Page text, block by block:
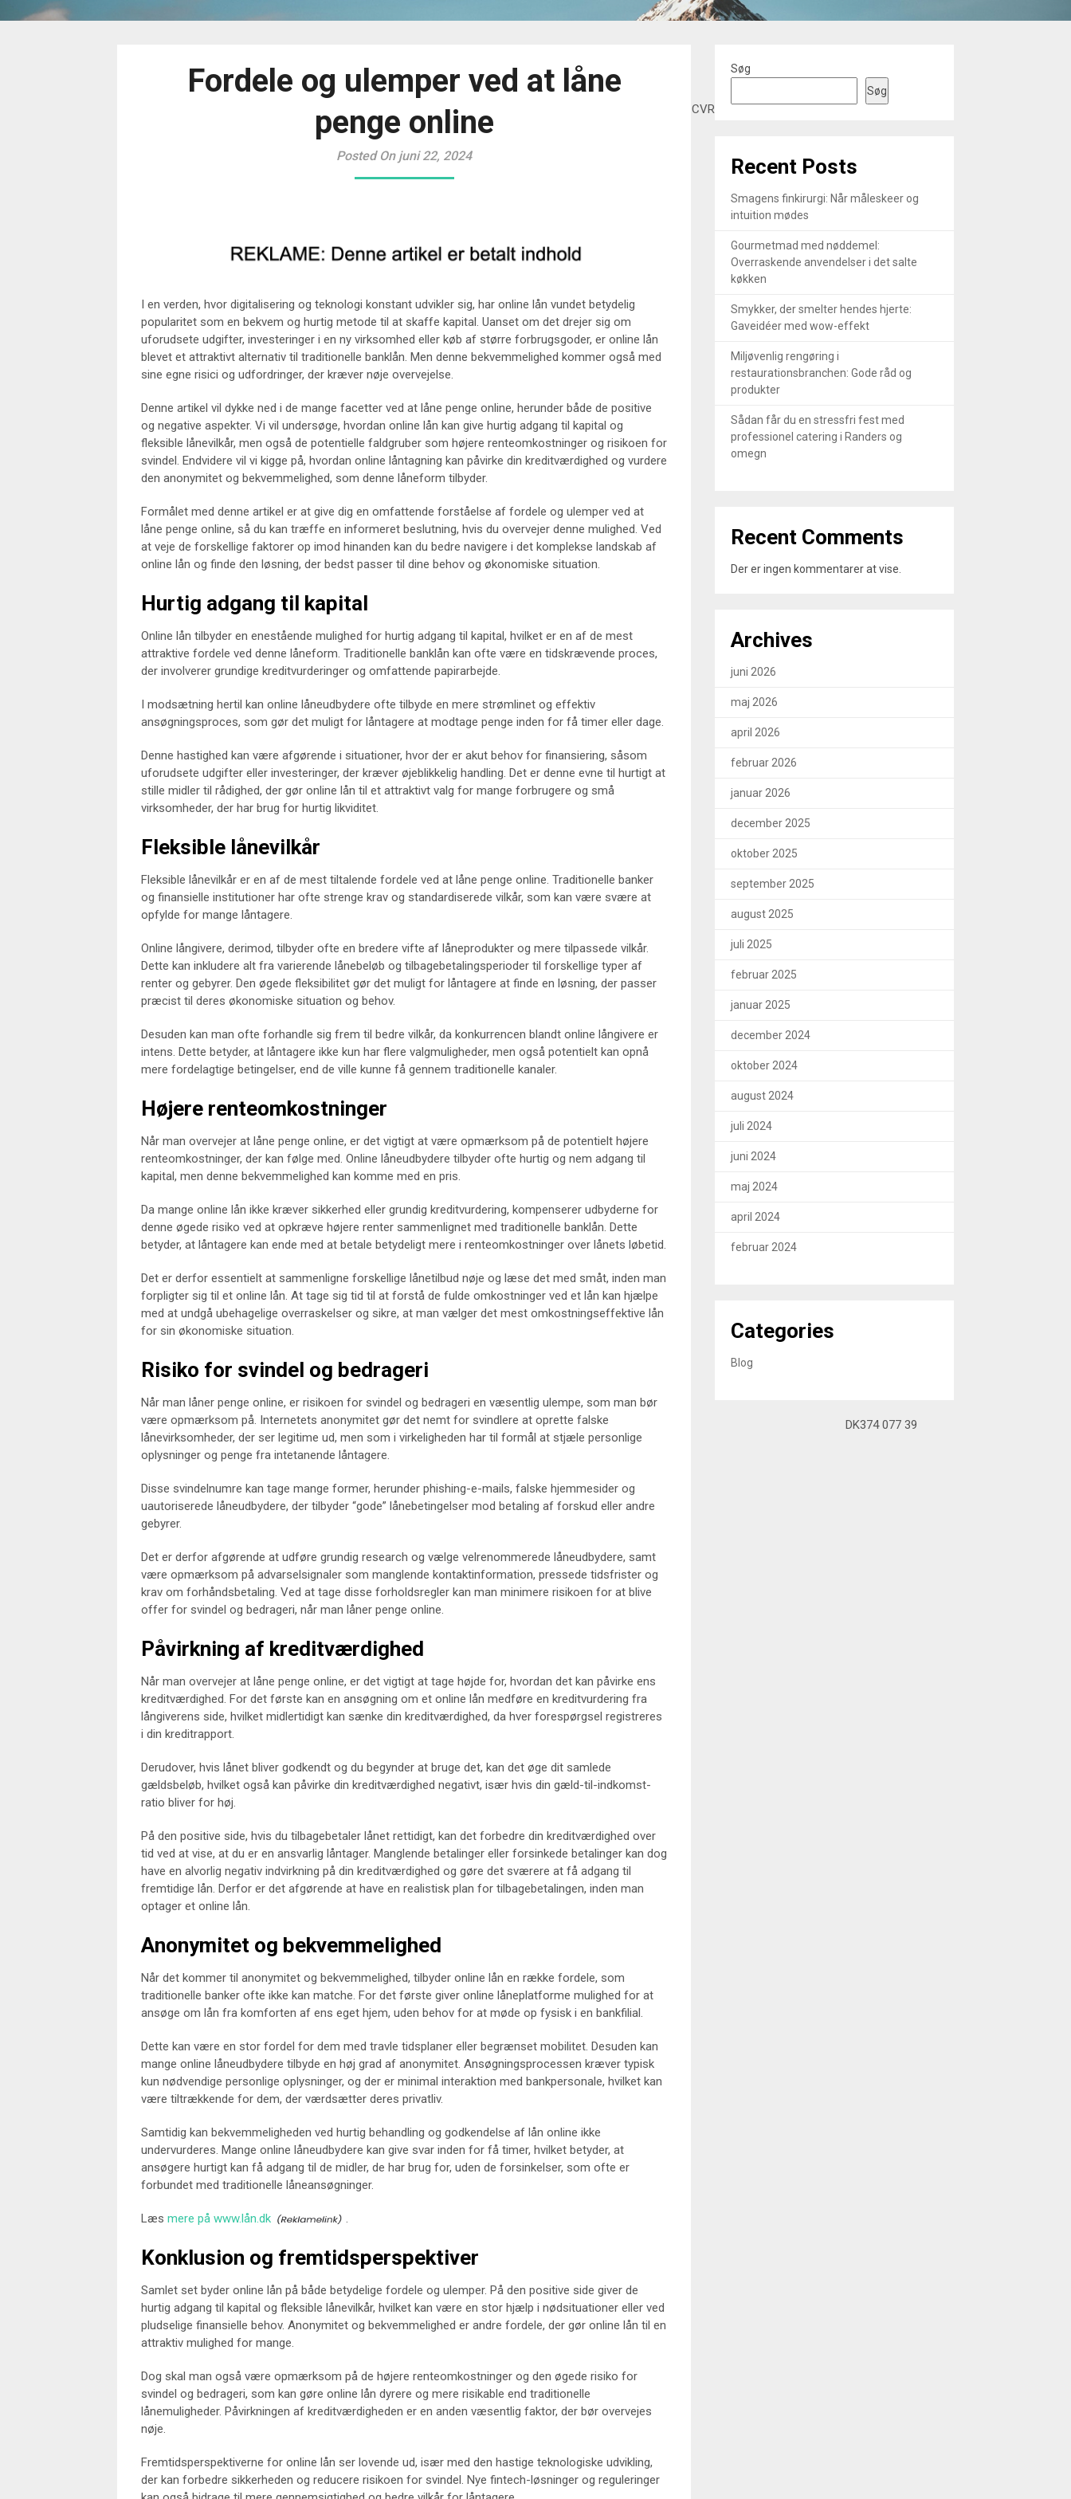
Fordele og ulemper ved at låne
penge online
Posted On juni 22, 2024
I en verden, hvor digitalisering og teknologi konstant udvikler sig, har online lån vundet betydelig
popularitet som en bekvem og hurtig metode til at skaffe kapital. Uanset om det drejer sig om
uforudsete udgifter, investeringer i en ny virksomhed eller køb af større forbrugsgoder, er online lån
blevet et attraktivt alternativ til traditionelle banklån. Men denne bekvemmelighed kommer også med
sine egne risici og udfordringer, der kræver nøje overvejelse.
Denne artikel vil dykke ned i de mange facetter ved at låne penge online, herunder både de positive
og negative aspekter. Vi vil undersøge, hvordan online lån kan give hurtig adgang til kapital og
fleksible lånevilkår, men også de potentielle faldgruber som højere renteomkostninger og risikoen for
svindel. Endvidere vil vi kigge på, hvordan online låntagning kan påvirke din kreditværdighed og vurdere
den anonymitet og bekvemmelighed, som denne låneform tilbyder.
Formålet med denne artikel er at give dig en omfattende forståelse af fordele og ulemper ved at
låne penge online, så du kan træffe en informeret beslutning, hvis du overvejer denne mulighed. Ved
at veje de forskellige faktorer op imod hinanden kan du bedre navigere i det komplekse landskab af
online lån og finde den løsning, der bedst passer til dine behov og økonomiske situation.
Hurtig adgang til kapital
Online lån tilbyder en enestående mulighed for hurtig adgang til kapital, hvilket er en af de mest
attraktive fordele ved denne låneform. Traditionelle banklån kan ofte være en tidskrævende proces,
der involverer grundige kreditvurderinger og omfattende papirarbejde.
I modsætning hertil kan online låneudbydere ofte tilbyde en mere strømlinet og effektiv
ansøgningsproces, som gør det muligt for låntagere at modtage penge inden for få timer eller dage.
Denne hastighed kan være afgørende i situationer, hvor der er akut behov for finansiering, såsom
uforudsete udgifter eller investeringer, der kræver øjeblikkelig handling. Det er denne evne til hurtigt at
stille midler til rådighed, der gør online lån til et attraktivt valg for mange forbrugere og små
virksomheder, der har brug for hurtig likviditet.
Fleksible lånevilkår
Fleksible lånevilkår er en af de mest tiltalende fordele ved at låne penge online. Traditionelle banker
og finansielle institutioner har ofte strenge krav og standardiserede vilkår, som kan være svære at
opfylde for mange låntagere.
Online långivere, derimod, tilbyder ofte en bredere vifte af låneprodukter og mere tilpassede vilkår.
Dette kan inkludere alt fra varierende lånebeløb og tilbagebetalingsperioder til forskellige typer af
renter og gebyrer. Den øgede fleksibilitet gør det muligt for låntagere at finde en løsning, der passer
præcist til deres økonomiske situation og behov.
Desuden kan man ofte forhandle sig frem til bedre vilkår, da konkurrencen blandt online långivere er
intens. Dette betyder, at låntagere ikke kun har flere valgmuligheder, men også potentielt kan opnå
mere fordelagtige betingelser, end de ville kunne få gennem traditionelle kanaler.
Højere renteomkostninger
Når man overvejer at låne penge online, er det vigtigt at være opmærksom på de potentielt højere
renteomkostninger, der kan følge med. Online låneudbydere tilbyder ofte hurtig og nem adgang til
kapital, men denne bekvemmelighed kan komme med en pris.
Da mange online lån ikke kræver sikkerhed eller grundig kreditvurdering, kompenserer udbyderne for
denne øgede risiko ved at opkræve højere renter sammenlignet med traditionelle banklån. Dette
betyder, at låntagere kan ende med at betale betydeligt mere i renteomkostninger over lånets løbetid.
Det er derfor essentielt at sammenligne forskellige lånetilbud nøje og læse det med småt, inden man
forpligter sig til et online lån. At tage sig tid til at forstå de fulde omkostninger ved et lån kan hjælpe
med at undgå ubehagelige overraskelser og sikre, at man vælger det mest omkostningseffektive lån
for sin økonomiske situation.
Risiko for svindel og bedrageri
Når man låner penge online, er risikoen for svindel og bedrageri en væsentlig ulempe, som man bør
være opmærksom på. Internetets anonymitet gør det nemt for svindlere at oprette falske
lånevirksomheder, der ser legitime ud, men som i virkeligheden har til formål at stjæle personlige
oplysninger og penge fra intetanende låntagere.
Disse svindelnumre kan tage mange former, herunder phishing-e-mails, falske hjemmesider og
uautoriserede låneudbydere, der tilbyder “gode” lånebetingelser mod betaling af forskud eller andre
gebyrer.
Det er derfor afgørende at udføre grundig research og vælge velrenommerede låneudbydere, samt
være opmærksom på advarselsignaler som manglende kontaktinformation, pressede tidsfrister og
krav om forhåndsbetaling. Ved at tage disse forholdsregler kan man minimere risikoen for at blive
offer for svindel og bedrageri, når man låner penge online.
Påvirkning af kreditværdighed
Når man overvejer at låne penge online, er det vigtigt at tage højde for, hvordan det kan påvirke ens
kreditværdighed. For det første kan en ansøgning om et online lån medføre en kreditvurdering fra
långiverens side, hvilket midlertidigt kan sænke din kreditværdighed, da hver forespørgsel registreres
i din kreditrapport.
Derudover, hvis lånet bliver godkendt og du begynder at bruge det, kan det øge dit samlede
gældsbeløb, hvilket også kan påvirke din kreditværdighed negativt, især hvis din gæld-til-indkomst-
ratio bliver for høj.
På den positive side, hvis du tilbagebetaler lånet rettidigt, kan det forbedre din kreditværdighed over
tid ved at vise, at du er en ansvarlig låntager. Manglende betalinger eller forsinkede betalinger kan dog
have en alvorlig negativ indvirkning på din kreditværdighed og gøre det sværere at få adgang til
fremtidige lån. Derfor er det afgørende at have en realistisk plan for tilbagebetalingen, inden man
optager et online lån.
Anonymitet og bekvemmelighed
Når det kommer til anonymitet og bekvemmelighed, tilbyder online lån en række fordele, som
traditionelle banker ofte ikke kan matche. For det første giver online låneplatforme mulighed for at
ansøge om lån fra komforten af ens eget hjem, uden behov for at møde op fysisk i en bankfilial.
Dette kan være en stor fordel for dem med travle tidsplaner eller begrænset mobilitet. Desuden kan
mange online låneudbydere tilbyde en høj grad af anonymitet. Ansøgningsprocessen kræver typisk
kun nødvendige personlige oplysninger, og der er minimal interaktion med bankpersonale, hvilket kan
være tiltrækkende for dem, der værdsætter deres privatliv.
Samtidig kan bekvemmeligheden ved hurtig behandling og godkendelse af lån online ikke
undervurderes. Mange online låneudbydere kan give svar inden for få timer, hvilket betyder, at
ansøgere hurtigt kan få adgang til de midler, de har brug for, uden de forsinkelser, som ofte er
forbundet med traditionelle låneansøgninger.
Læs mere på www.lån.dk .
Konklusion og fremtidsperspektiver
Samlet set byder online lån på både betydelige fordele og ulemper. På den positive side giver de
hurtig adgang til kapital og fleksible lånevilkår, hvilket kan være en stor hjælp i nødsituationer eller ved
pludselige finansielle behov. Anonymitet og bekvemmelighed er andre fordele, der gør online lån til en
attraktiv mulighed for mange.
Dog skal man også være opmærksom på de højere renteomkostninger og den øgede risiko for
svindel og bedrageri, som kan gøre online lån dyrere og mere risikable end traditionelle
lånemuligheder. Påvirkningen af kreditværdigheden er en anden væsentlig faktor, der bør overvejes
nøje.
Fremtidsperspektiverne for online lån ser lovende ud, især med den hastige teknologiske udvikling,
der kan forbedre sikkerheden og reducere risikoen for svindel. Nye fintech-løsninger og reguleringer
Søg
Søg
Recent Posts
Smagens finkirurgi: Når måleskeer og
intuition mødes
Gourmetmad med nøddemel:
Overraskende anvendelser i det salte
køkken
Smykker, der smelter hendes hjerte:
Gaveidéer med wow-effekt
Miljøvenlig rengøring i
restaurationsbranchen: Gode råd og
produkter
Sådan får du en stressfri fest med
professionel catering i Randers og
omegn
Recent Comments
Der er ingen kommentarer at vise.
Archives
juni 2026
maj 2026
april 2026
februar 2026
januar 2026
december 2025
oktober 2025
september 2025
august 2025
juli 2025
februar 2025
januar 2025
december 2024
oktober 2024
august 2024
juli 2024
juni 2024
maj 2024
april 2024
februar 2024
Categories
Blog
CVR
DK374 077 39